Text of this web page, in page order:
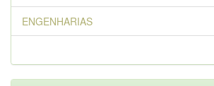
ENGENHARIAS